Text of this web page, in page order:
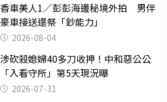
香車美人1／彭彭海邊秘境外拍 男伴
豪車接送還祭「鈔能力」
2026-08-04
涉砍殺媳婦40多刀收押！中和惡公公
「入看守所」第5天現況曝
2026-07-31